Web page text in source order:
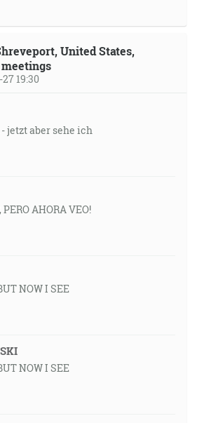
United States,
19:30
jetzt aber sehe ich
AHORA VEO!
NOW I SEE
NOW I SEE